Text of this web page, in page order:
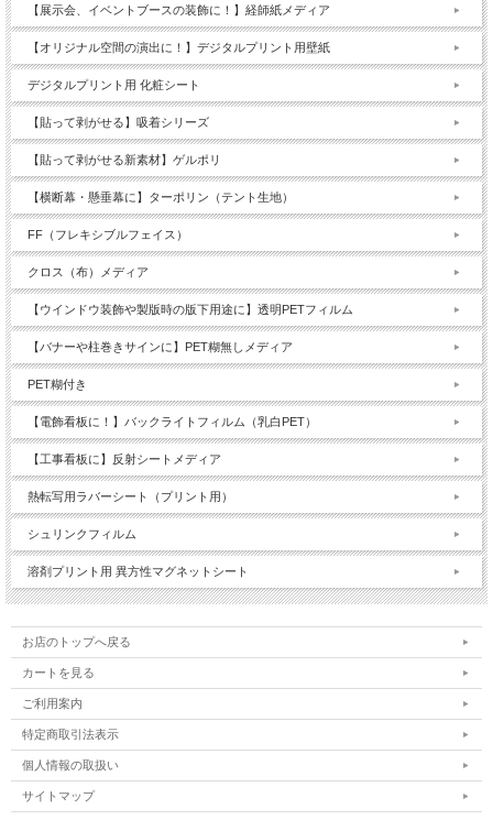
【展示会、イベントブースの装飾に！】経師紙メディア
【オリジナル空間の演出に！】デジタルプリント用壁紙
デジタルプリント用 化粧シート
【貼って剥がせる】吸着シリーズ
【貼って剥がせる新素材】ゲルポリ
【横断幕・懸垂幕に】ターポリン（テント生地）
FF（フレキシブルフェイス）
クロス（布）メディア
【ウインドウ装飾や製版時の版下用途に】透明PETフィルム
【バナーや柱巻きサインに】PET糊無しメディア
PET糊付き
【電飾看板に！】バックライトフィルム（乳白PET）
【工事看板に】反射シートメディア
熱転写用ラバーシート（プリント用）
シュリンクフィルム
溶剤プリント用 異方性マグネットシート
お店のトップへ戻る
カートを見る
ご利用案内
特定商取引法表示
個人情報の取扱い
サイトマップ